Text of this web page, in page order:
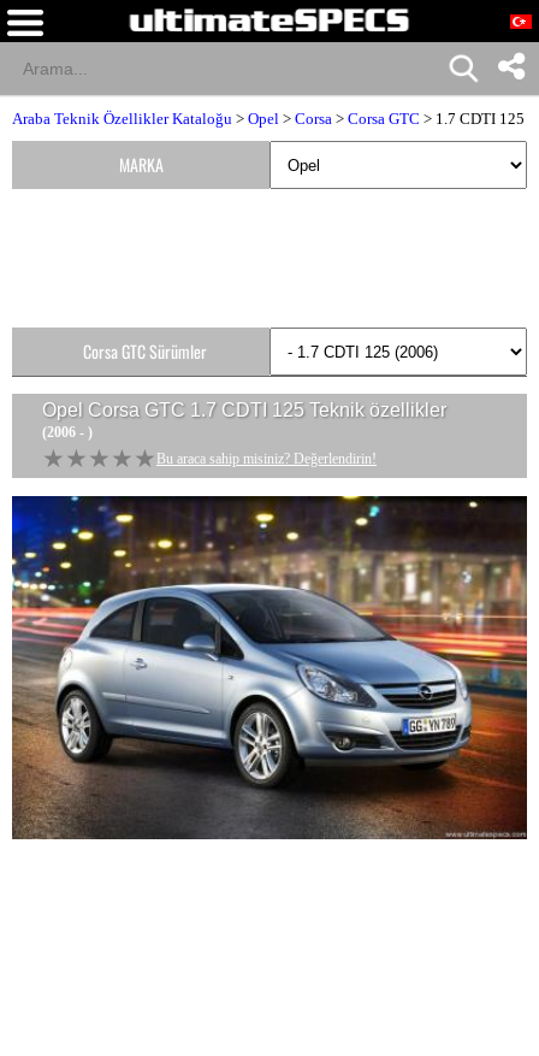
Araba Teknik Özellikler Kataloğu > Opel > Corsa > Corsa GTC > 1.7 CDTI 125
Opel Corsa GTC 1.7 CDTI 125 Teknik özellikler
(2006 - )
★★★★★
★★★★★ Bu araca sahip misiniz? Değerlendirin!
MARKA
Corsa GTC Sürümler